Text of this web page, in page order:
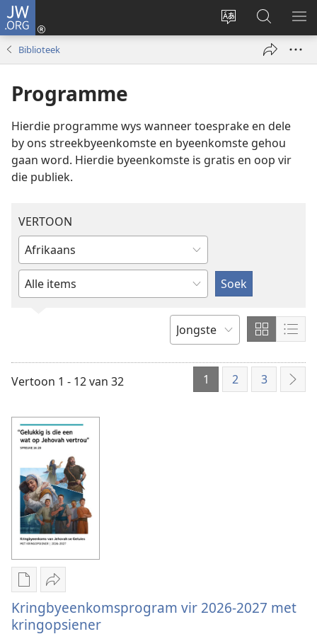
JW.ORG
Verander
Meld
aan
Soek
op
JW.ORG
Biblioteek
Programme
Hierdie programme wys wanneer toesprake en dele
by ons streekbyeenkomste en byeenkomste gehou
gaan word. Hierdie byeenkomste is gratis en oop vir
die publiek.
VERTOON
Tik
of
kies
Tik
’n
kies
dit
SORTEER
Wys
in
Wys
in
Vertoon 1 - 12 van 32 1 2 3
Aflaai-
opsies
vir
Deel
Kringbyeenkomsprogram
vir
Kringbyeenkomsprogram vir 2026-2027 met
kringopsiener